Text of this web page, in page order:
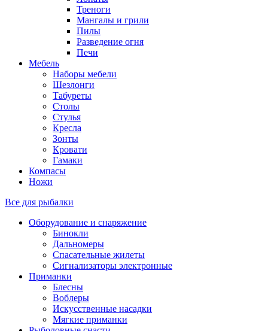
Треноги
Мангалы и грили
Пилы
Разведение огня
Печи
Мебель
Наборы мебели
Шезлонги
Табуреты
Столы
Стулья
Кресла
Зонты
Кровати
Гамаки
Компасы
Ножи
Все для рыбалки
Оборудование и снаряжение
Бинокли
Дальномеры
Спасательные жилеты
Сигнализаторы электронные
Приманки
Блесны
Воблеры
Искусственные насадки
Мягкие приманки